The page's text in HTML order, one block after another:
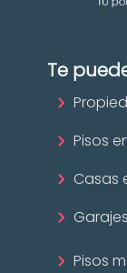
Te
Pisos
Casas
Pisos